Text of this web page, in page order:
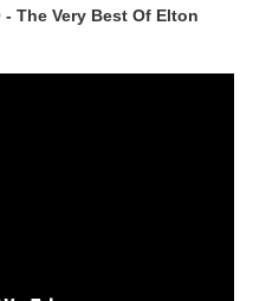
The Very Best Of Elton